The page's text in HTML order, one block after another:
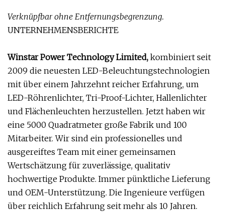
Verknüpfbar ohne Entfernungsbegrenzung.
UNTERNEHMENSBERICHTE
Winstar Power Technology Limited, kombiniert seit
2009 die neuesten LED-Beleuchtungstechnologien
mit über einem Jahrzehnt reicher Erfahrung, um
LED-Röhrenlichter, Tri-Proof-Lichter, Hallenlichter
und Flächenleuchten herzustellen. Jetzt haben wir
eine 5000 Quadratmeter große Fabrik und 100
Mitarbeiter. Wir sind ein professionelles und
ausgereiftes Team mit einer gemeinsamen
Wertschätzung für zuverlässige, qualitativ
hochwertige Produkte. Immer pünktliche Lieferung
und OEM-Unterstützung. Die Ingenieure verfügen
über reichlich Erfahrung seit mehr als 10 Jahren.